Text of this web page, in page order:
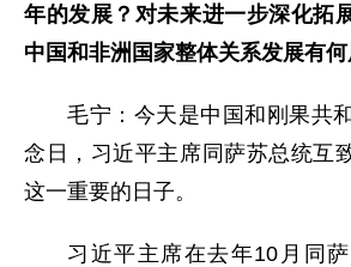
年的发展？对未来进一步深化拓
中国和非洲国家整体关系发展有何
毛宁：今天是中国和刚果共
念日，习近平主席同萨苏总统互
这一重要的日子。
习近平主席在去年10月同